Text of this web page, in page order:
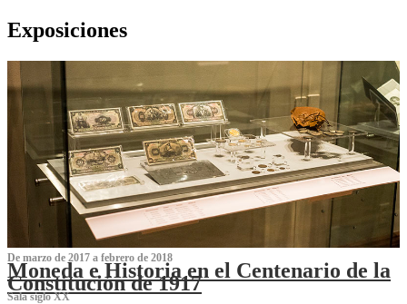
Exposiciones
De marzo de 2017 a febrero de 2018
Moneda e Historia en el Centenario de la
Constitución de 1917
Sala siglo XX